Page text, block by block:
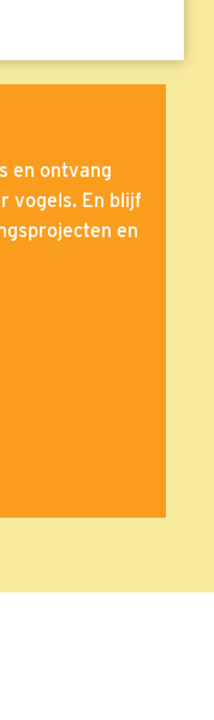
en ontvang
vogels. En blijf
en